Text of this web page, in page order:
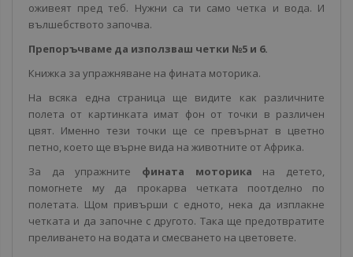
оживеят пред теб. Нужни са ти само четка и вода. И
вълшебството започва.
Препоръчваме да използваш четки №5 и 6.
Книжка за упражняване на фината моторика.
На всяка една страница ще видите как различните
полета от картинката имат фон от точки в различен
цвят. Именно тези точки ще се превърнат в цветно
петно, което ще върне вида на животните от Африка.
За да упражните фината моторика на детето,
помогнете му да прокарва четката поотделно по
полетата. Щом привърши с едното, нека да изплакне
четката и да започне с другото. Така ще предотвратите
преливането на водата и смесването на цветовете.